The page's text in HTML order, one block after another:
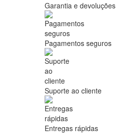
Garantia e devoluções
Pagamentos seguros
Suporte ao cliente
Entregas rápidas